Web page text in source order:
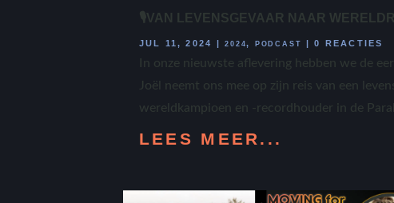
🎙️VAN LEVENSGEVAAR NAAR
JUL 11, 2024 |2024, PODCAST |0 REACTIES
In onze nieuwste aflevering hebben we de
Joël neemt ons mee op zijn reis van een
wereldkampioen en -recordhouder in de
LEES MEER...